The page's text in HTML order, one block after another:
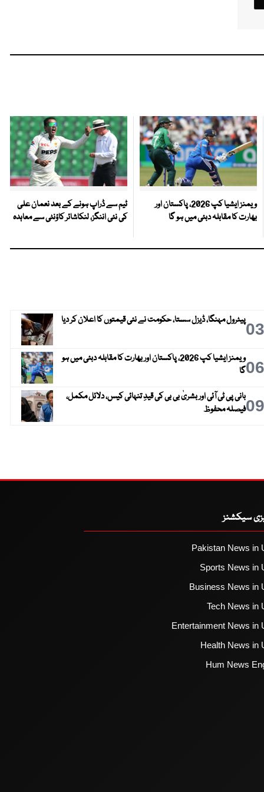
ویمنز ایشیا کپ 2026، پاکستان اور
بھارت کا مقابلہ دبئی میں ہو گا
ٹیم سے ڈراپ ہونے کے بعد نعمان علی
کی نئی اننگز، لنکاشائر کاؤنٹی سے معاہدہ
03پیٹرول مہنگا، ڈیزل سستا، حکومت نے نئی قیمتوں کا اعلان کر دیا
06
ویمنز ایشیا کپ 2026، پاکستان اور بھارت کا مقابلہ دبئی میں ہو
گا
09بانی پی ٹی آئی اور بشریٰ بی بی کی قیدِ تنہائی کیس، دلائل مکمل،
فیصلہ محفوظ
سیکشنز
Pakistan News in
Sports News in
Business News in
Tech News in
Entertainment News in
Health News in
Hum News